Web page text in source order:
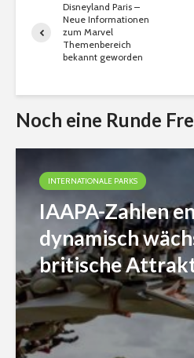
Disneyland Paris –
Neue Informationen
zum Marvel
Themenbereich
bekannt geworden
Noch eine Runde
INTERNATIONALE PARKS
IAAPA-Zahlen
dynamisch
britische